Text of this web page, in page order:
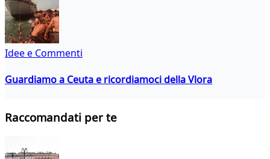
Idee e Commenti
Guardiamo a Ceuta e ricordiamoci della Vlora
Raccomandati per te